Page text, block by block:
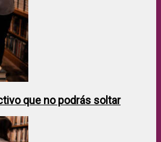
que no podrás soltar